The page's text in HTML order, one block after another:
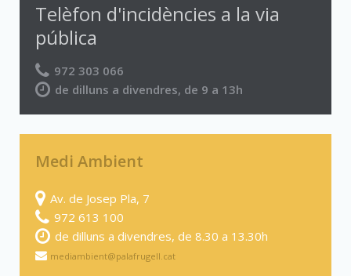
Telèfon d'incidències a la via
pública
972 303 066
de dilluns a divendres, de 9 a 13h
Medi Ambient
Av. de Josep Pla, 7
972 613 100
de dilluns a divendres, de 8.30 a 13.30h
mediambient@palafrugell.cat